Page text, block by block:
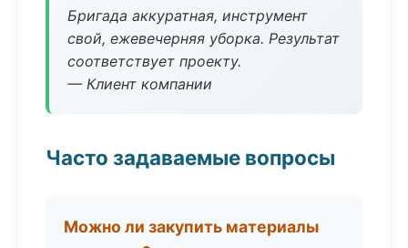
Бригада аккуратная, инструмент
свой, ежевечерняя уборка. Результат
соответствует проекту.
— Клиент компании
Часто задаваемые вопросы
Можно ли закупить материалы